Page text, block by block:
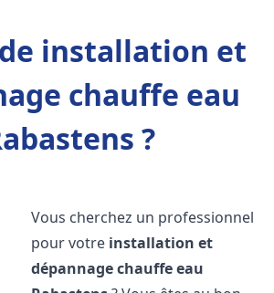
installation et
chauffe eau
?
Vous cherchez un professionnel
pour votre installation et
dépannage chauffe eau